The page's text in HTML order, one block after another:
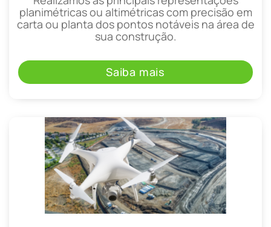
planimétricas ou altimétricas com precisão em
carta ou planta dos pontos notáveis na área de
sua construção.
Saiba mais